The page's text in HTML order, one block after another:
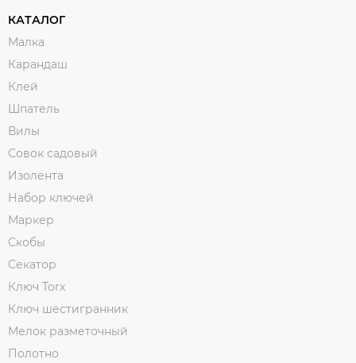
КАТАЛОГ
Малка
Карандаш
Клей
Шпатель
Вилы
Совок садовый
Изолента
Набор ключей
Маркер
Скобы
Секатор
Ключ Torx
Ключ шестигранник
Мелок разметочный
Полотно